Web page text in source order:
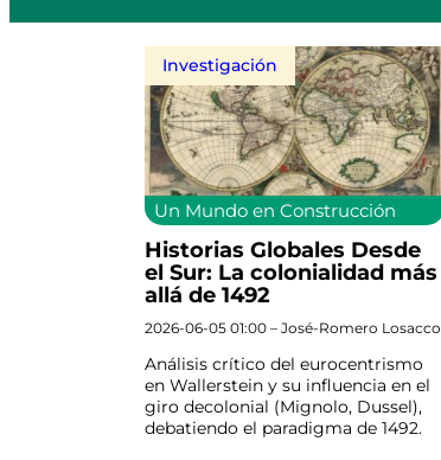
Investigación
Un Mundo en Construcción
Historias Globales Desde
el Sur: La colonialidad más
allá de 1492
2026-06-05 01:00 – José-Romero Losacco
Análisis crítico del eurocentrismo
en Wallerstein y su influencia en el
giro decolonial (Mignolo, Dussel),
debatiendo el paradigma de 1492.